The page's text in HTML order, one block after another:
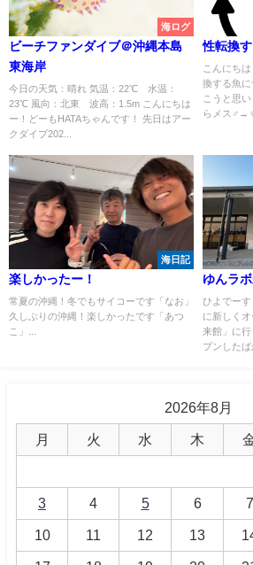
海ログ
ビーチファンダイブ＠沖縄本島
東海岸
今日の天気：晴れ 気温：22℃ 水温：
23℃ 風向：北東 波高：1.5m こんにちは
ー！どーもHATAちゃんです！ 先日はアー
クダイブ202...
性転換
こんにち
換する魚
こうと思
らメス♂→♀
海日記
楽しかったー！
常夏の沖縄！冬でもサイコーです「なお」
久しぶりの沖縄！楽しかったです「あつ
こ」...
ゆんラ
ひよでー
に新しく
来館」に
プンしたば
2026年8月
月 火 水 木
3 4 5 6 7
10 11 12 13